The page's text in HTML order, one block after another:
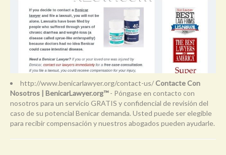
http://www.benicarlawyer.org/contact-us/Contacte Con
Nosotros | BenicarLawyer.org™- Póngase en contacto con
nosotros para un servicio GRATIS y confidencial de revisión del
caso de su potencial Benicar demanda. Usted puede ser elegible
para recibir compensación y nuestros abogados pueden ayudarle.